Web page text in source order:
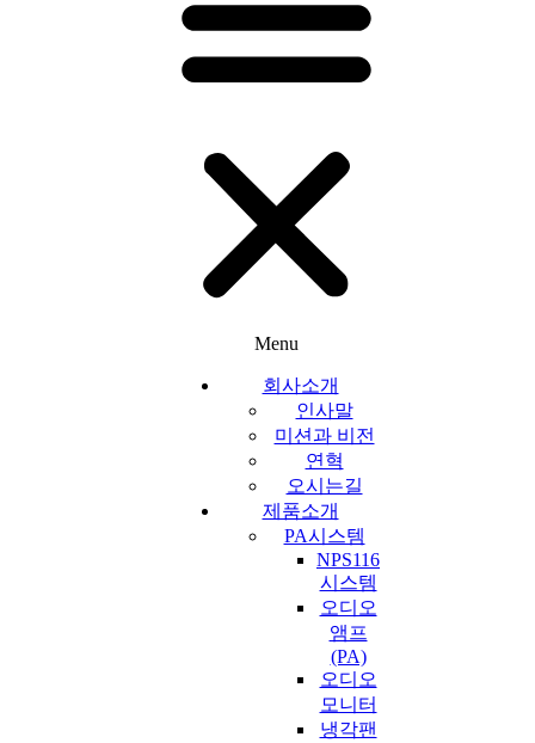
Menu
회사소개
인사말
미션과 비전
연혁
오시는길
제품소개
PA시스템
NPS116
시스템
오디오
앰프
(PA)
오디오
모니터
냉각팬